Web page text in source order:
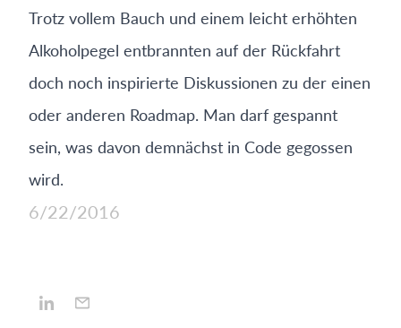
Trotz vollem Bauch und einem leicht erhöhten
Alkoholpegel entbrannten auf der Rückfahrt
doch noch inspirierte Diskussionen zu der einen
oder anderen Roadmap. Man darf gespannt
sein, was davon demnächst in Code gegossen
wird.
6/22/2016